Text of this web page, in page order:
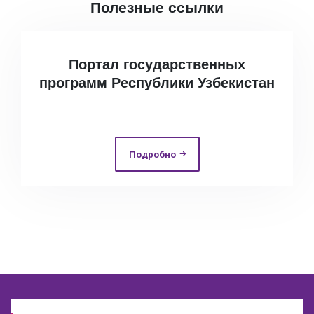
Полезные ссылки
Портал государственных
программ Республики Узбекистан
Подробно